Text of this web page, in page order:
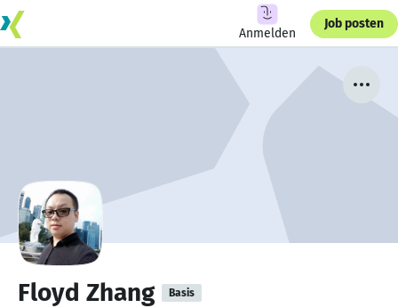
Anmelden
Job posten
Floyd Zhang Basis